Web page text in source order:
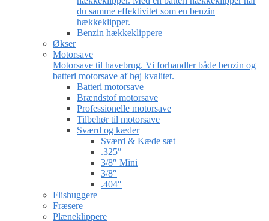
du samme effektivitet som en benzin
hækkeklipper.
Benzin hækkeklippere
Økser
Motorsave
Motorsave til havebrug. Vi forhandler både benzin og
batteri motorsave af høj kvalitet.
Batteri motorsave
Brændstof motorsave
Professionelle motorsave
Tilbehør til motorsave
Sværd og kæder
Sværd & Kæde sæt
.325″
3/8″ Mini
3/8″
.404″
Flishuggere
Fræsere
Plæneklippere